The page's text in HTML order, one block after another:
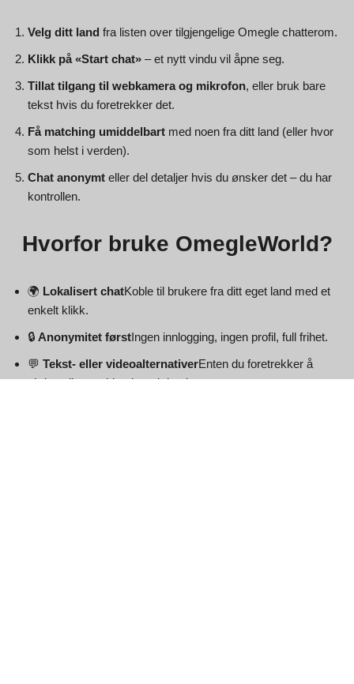
Velg ditt land fra listen over tilgjengelige Omegle chatterom.
Klikk på «Start chat» – et nytt vindu vil åpne seg.
Tillat tilgang til webkamera og mikrofon, eller bruk bare
tekst hvis du foretrekker det.
Få matching umiddelbart med noen fra ditt land (eller hvor
som helst i verden).
Chat anonymt eller del detaljer hvis du ønsker det – du har
kontrollen.
Hvorfor bruke OmegleWorld?
🌍 Lokalisert chatKoble til brukere fra ditt eget land med et
enkelt klikk.
🔒 Anonymitet førstIngen innlogging, ingen profil, full frihet.
💬 Tekst- eller videoalternativerEnten du foretrekker å
skrive eller snakke, har vi det du trenger.